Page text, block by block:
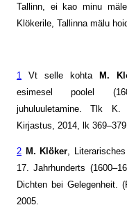
Tallinn, ei kao minu
Klökerile, Tallinna mälu
1 Vt selle kohta M.
esimesel poolel
juhuluuletamine. Tlk K.
Kirjastus, 2014, lk 369–379.
2 M. Klöker,
17. Jahrhunderts
Dichten bei Gelegenheit.
2005.